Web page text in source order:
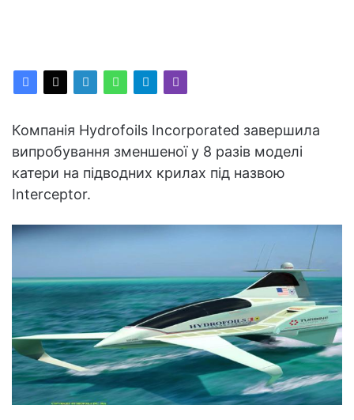
Компанія Hydrofoils Incorporated завершила
випробування зменшеної у 8 разів моделі
катери на підводних крилах під назвою
Interceptor.